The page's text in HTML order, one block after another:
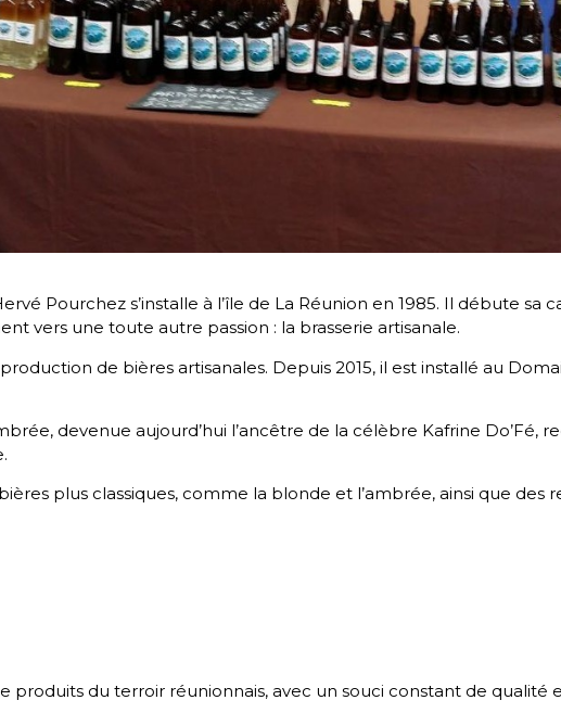
Pourchez s’installe à l’île de La Réunion en 1985. Il débute sa
vers une toute autre passion : la brasserie artisanale.
de bières artisanales. Depuis 2015, il est installé au
devenue aujourd’hui l’ancêtre de la célèbre Kafrine Do’Fé,
plus classiques, comme la blonde et l’ambrée, ainsi que des
produits du terroir réunionnais, avec un souci constant de qualité